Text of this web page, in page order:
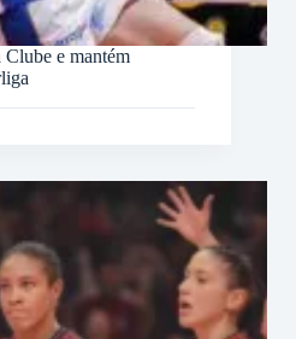
e mantém